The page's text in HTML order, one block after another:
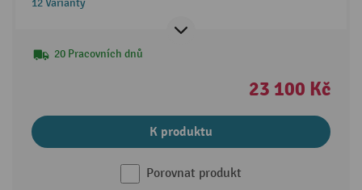
20 Pracovních dnů
23 100 Kč
K produktu
Porovnat produkt